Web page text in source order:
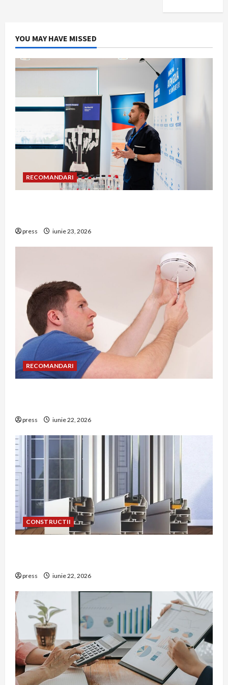
YOU MAY HAVE MISSED
RECOMANDARI
press iunie 23, 2026
RECOMANDARI
press iunie 22, 2026
CONSTRUCTII
press iunie 22, 2026